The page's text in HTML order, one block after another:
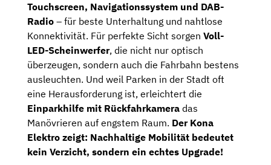
Touchscreen, Navigationssystem und DAB-
Radio – für beste Unterhaltung und nahtlose
Konnektivität. Für perfekte Sicht sorgen Voll-
LED-Scheinwerfer, die nicht nur optisch
überzeugen, sondern auch die Fahrbahn bestens
ausleuchten. Und weil Parken in der Stadt oft
eine Herausforderung ist, erleichtert die
Einparkhilfe mit Rückfahrkamera das
Manövrieren auf engstem Raum. Der Kona
Elektro zeigt: Nachhaltige Mobilität bedeutet
kein Verzicht, sondern ein echtes Upgrade!